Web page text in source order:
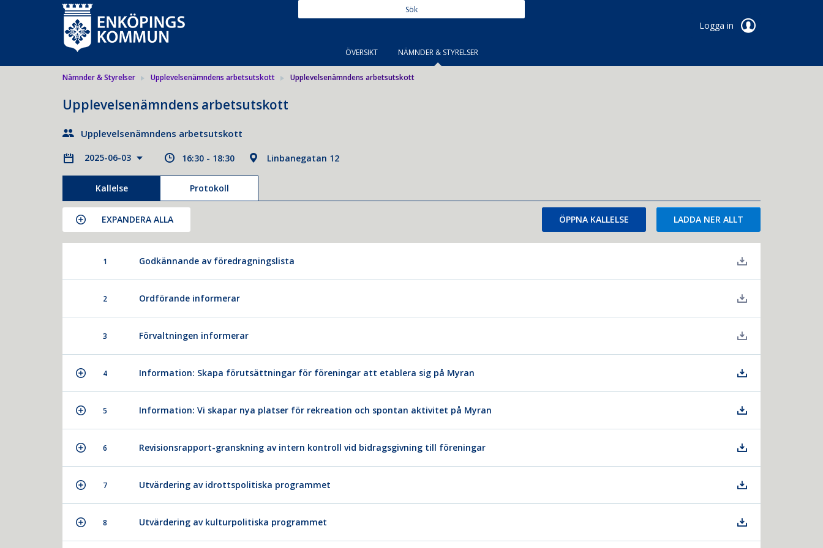
Logga in
ÖVERSIKT NÄMNDER & STYRELSER
Nämnder & Styrelser Upplevelsenämndens arbetsutskott Upplevelsenämndens arbetsutskott
Upplevelsenämndens arbetsutskott
Upplevelsenämndens arbetsutskott
2025-06-03 16:30 - 18:30 Linbanegatan 12
Kallelse Protokoll
EXPANDERA ALLA ÖPPNA KALLELSE LADDA NER ALLT
1 Godkännande av föredragningslista
2 Ordförande informerar
3 Förvaltningen informerar
4 Information: Skapa förutsättningar för föreningar att etablera sig på Myran
5 Information: Vi skapar nya platser för rekreation och spontan aktivitet på Myran
6 Revisionsrapport-granskning av intern kontroll vid bidragsgivning till föreningar
7 Utvärdering av idrottspolitiska programmet
8 Utvärdering av kulturpolitiska programmet